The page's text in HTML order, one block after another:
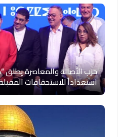
حزب الأصالة والمعاصرة يطلق
استعداداً للاستحقاقات